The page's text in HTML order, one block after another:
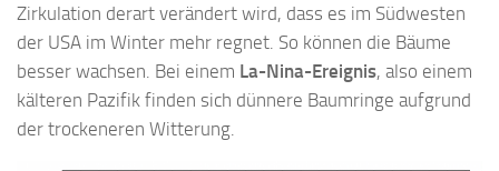
Zirkulation derart verändert wird, dass es im Südwesten
der USA im Winter mehr regnet. So können die Bäume
besser wachsen. Bei einem La-Nina-Ereignis, also einem
kälteren Pazifik finden sich dünnere Baumringe aufgrund
der trockeneren Witterung.